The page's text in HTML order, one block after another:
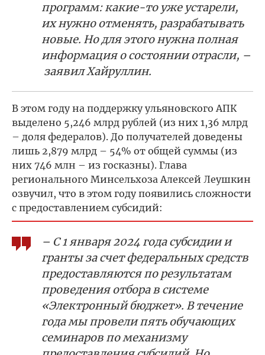
программ: какие-то уже устарели,
их нужно отменять, разрабатывать
новые. Но для этого нужна полная
информация о состоянии отрасли, –
заявил Хайруллин.
В этом году на поддержку ульяновского АПК
выделено 5,246 млрд рублей (из них 1,36 млрд
– доля федералов). До получателей доведены
лишь 2,879 млрд – 54% от общей суммы (из
них 746 млн – из госказны). Глава
регионального Минсельхоза Алексей Леушкин
озвучил, что в этом году появились сложности
с предоставлением субсидий:
– С 1 января 2024 года субсидии и
гранты за счет федеральных средств
предоставляются по результатам
проведения отбора в системе
«Электронный бюджет». В течение
года мы провели пять обучающих
семинаров по механизму